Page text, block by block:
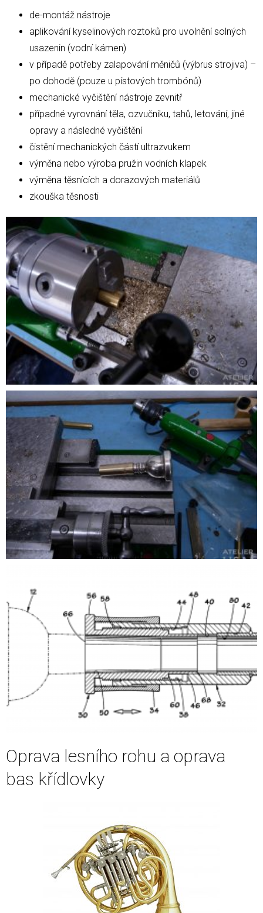
de-montáž nástroje
aplikování kyselinových roztoků pro uvolnění solných
usazenin (vodní kámen)
v případě potřeby zalapování měničů (výbrus strojiva) –
po dohodě (pouze u pístových trombónů)
mechanické vyčištění nástroje zevnitř
případné vyrovnání těla, ozvučníku, tahů, letování, jiné
opravy a následné vyčištění
čistění mechanických částí ultrazvukem
výměna nebo výroba pružin vodních klapek
výměna těsnících a dorazových materiálů
zkouška těsnosti
Oprava lesního rohu a oprava
bas křídlovky